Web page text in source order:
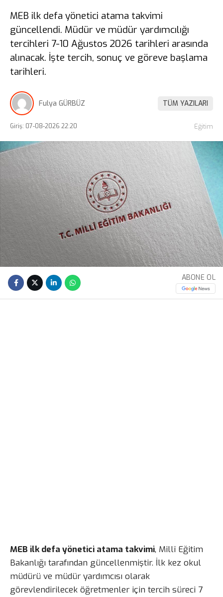
MEB ilk defa yönetici atama takvimi
güncellendi. Müdür ve müdür yardımcılığı
tercihleri 7-10 Ağustos 2026 tarihleri arasında
alınacak. İşte tercih, sonuç ve göreve başlama
tarihleri.
Fulya GÜRBÜZ TÜM YAZILARI
Giriş: 07-08-2026 22:20 Eğitim
ABONE OL
MEB ilk defa yönetici atama takvimi, Millî Eğitim
Bakanlığı tarafından güncellenmiştir. İlk kez okul
müdürü ve müdür yardımcısı olarak
görevlendirilecek öğretmenler için tercih süreci 7